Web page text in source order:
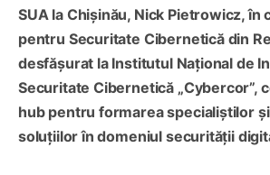
SUA la Chișinău, Nick Pietrowicz, în
pentru Securitate Cibernetică din
desfășurat la Institutul Național de
Securitate Cibernetică „Cybercor”,
hub pentru formarea specialiștilor
soluțiilor în domeniul securității